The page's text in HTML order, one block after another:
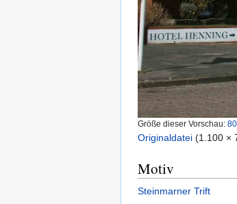
Größe dieser Vorschau:
Originaldatei (1.100 ×
Motiv
Steinmarner Trift